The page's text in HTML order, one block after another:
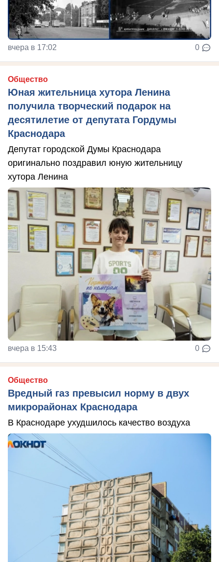
вчера в 17:02 0
Общество
Юная жительница хутора Ленина
получила творческий подарок на
десятилетие от депутата Гордумы
Краснодара
Депутат городской Думы Краснодара
оригинально поздравил юную жительницу
хутора Ленина
вчера в 15:43 0
Общество
Вредный газ превысил норму в двух
микрорайонах Краснодара
В Краснодаре ухудшилось качество воздуха